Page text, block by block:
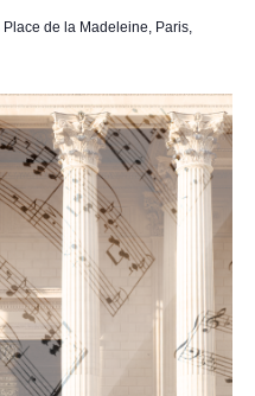
Place de la Madeleine, Paris,